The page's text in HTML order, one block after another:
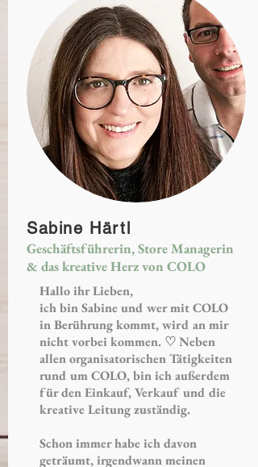
Sabine Härtl
Geschäftsführerin, Store Managerin
& das kreative Herz von COLO
Hallo ihr Lieben,
ich bin Sabine und wer mit COLO
in Berührung kommt, wird an mir
nicht vorbei kommen. ♡ Neben
allen organisatorischen Tätigkeiten
rund um COLO, bin ich außerdem
für den Einkauf, Verkauf und die
kreative Leitung zuständig.
Schon immer habe ich davon
geträumt, irgendwann meinen